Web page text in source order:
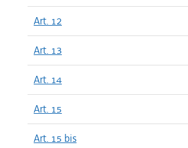
Art. 12
Art. 13
Art. 14
Art. 15
Art. 15 bis